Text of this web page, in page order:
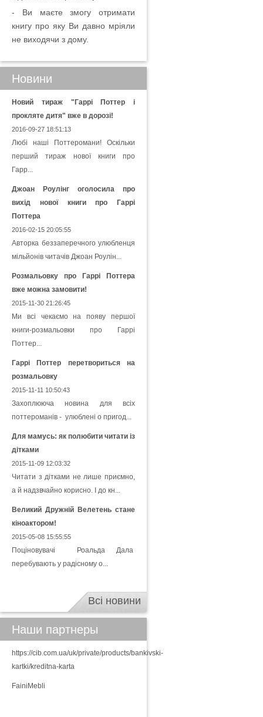
- Ви маєте змогу отримати
книгу про яку Ви давно мріяли
не виходячи з дому.
Новини
Новий тираж "Гаррі Поттер і
прокляте дитя" вже в дорозі!
2016-09-27 18:51:13
Любі наші Поттеромани! Оскільки
перший тираж нової книги про
Гарр...
Джоан Роулінг оголосила про
вихід нової книги про Гаррі
Поттера
2016-02-15 20:05:55
Авторка беззаперечного улюбленця
мільйонів читачів Джоан Роулін...
Розмальовку про Гаррі Поттера
вже можна замовити!
2015-11-30 21:26:45
Ми всі чекаємо на появу першої
книги-розмальовки про Гаррі
Поттер...
Гаррі Поттер перетвориться на
розмальовку
2015-11-11 10:50:43
Захоплююча новина для всіх
поттероманів - улюблені о пригод...
Для мамусь: як полюбити читати із
дітками
2015-11-09 12:03:32
Читати з дітками не лише приємно,
а й надзвчайно корисно. І до кн...
Великий Дружній Велетень стане
кіноактором!
2015-05-08 15:55:55
Поціновувачі Роальда Дала
перебувають у радісному о...
Всі новини
Наши партнеры
https://cib.com.ua/uk/private/products/bankivski-
kartki/kreditna-karta
FainiMebli